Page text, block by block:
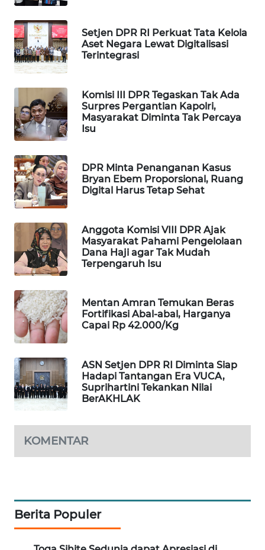
Setjen DPR RI Perkuat Tata Kelola
Aset Negara Lewat Digitalisasi
Terintegrasi
Komisi III DPR Tegaskan Tak Ada
Surpres Pergantian Kapolri,
Masyarakat Diminta Tak Percaya
Isu
DPR Minta Penanganan Kasus
Bryan Ebem Proporsional, Ruang
Digital Harus Tetap Sehat
Anggota Komisi VIII DPR Ajak
Masyarakat Pahami Pengelolaan
Dana Haji agar Tak Mudah
Terpengaruh Isu
Mentan Amran Temukan Beras
Fortifikasi Abal-abal, Harganya
Capai Rp 42.000/Kg
ASN Setjen DPR RI Diminta Siap
Hadapi Tantangan Era VUCA,
Suprihartini Tekankan Nilai
BerAKHLAK
KOMENTAR
Berita Populer
HEALTH
WAHANA
DESA
LAPAK
WAHANA
Wahana
Network
KONSUMEN
LISTRIK
MASYARAKAT
KELISTRIKAN
ID
MAWAKA
ID
MARTABAT
NET
WATCH
MKLI
LKKI